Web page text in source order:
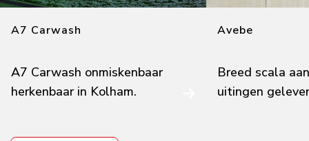
A7 Carwash
A7 Carwash onmiskenbaar
herkenbaar in Kolham.
Avebe
Breed scala
uitingen